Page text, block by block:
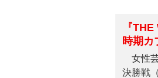
『
時期カ
女性芸
決勝戦